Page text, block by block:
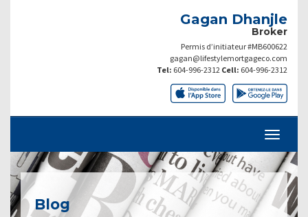
Gagan Dhanjle
Broker
Permis d’initiateur #MB600622
gagan@lifestylemortgageco.com
Tel: 604-996-2312 Cell: 604-996-2312
Blog